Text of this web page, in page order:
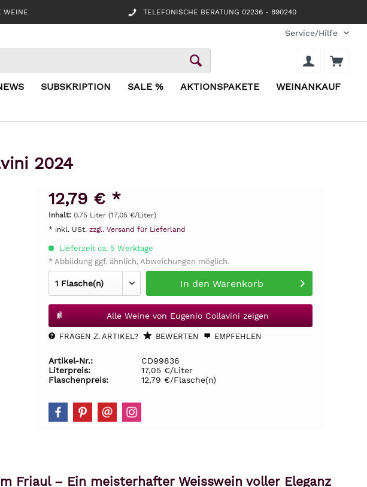
WEINE TELEFONISCHE BERATUNG 02236 - 890240
Service/Hilfe
SUBSKRIPTION SALE % AKTIONSPAKETE WEINANKAUF
2024
12,79 € *
Inhalt: 0.75 Liter (17,05 €/Liter)
* inkl. USt. zzgl. Versand für Lieferland
Lieferzeit ca. 5 Werktage
* Abbildung ggf. ähnlich, Abweichungen möglich.
In den Warenkorb
Alle Weine von Eugenio Collavini zeigen
FRAGEN Z. ARTIKEL? BEWERTEN EMPFEHLEN
Artikel-Nr.:
CD99836
Literpreis:
17,05 €/Liter
Flaschenpreis:
12,79 €/Flasche(n)
Friaul – Ein meisterhafter Weisswein voller Eleganz